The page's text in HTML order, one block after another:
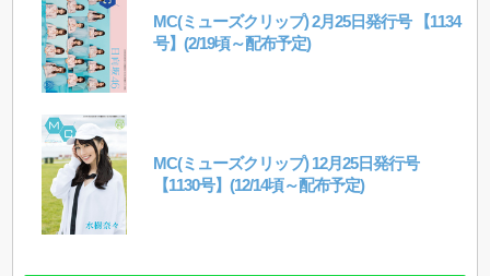
MC(ミューズクリップ) 2月25日発行号 【1134
号】(2/19頃～配布予定)
MC(ミューズクリップ) 12月25日発行号
【1130号】(12/14頃～配布予定)